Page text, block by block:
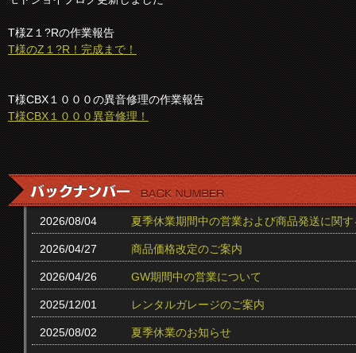
T様Z１?Rの作業報告
T様のZ１?R！完成まで！
T様CBX１０００の異音修理の作業報告
T様CBX１０００異音修理！
2026/08/04 夏季休業期間中の営業および商品発送に関
2026/04/27 商品価格改定のご案内
2026/04/26 GW期間中の営業について
2025/12/01 レンタルガレージのご案内
2025/08/02 夏季休業のお知らせ